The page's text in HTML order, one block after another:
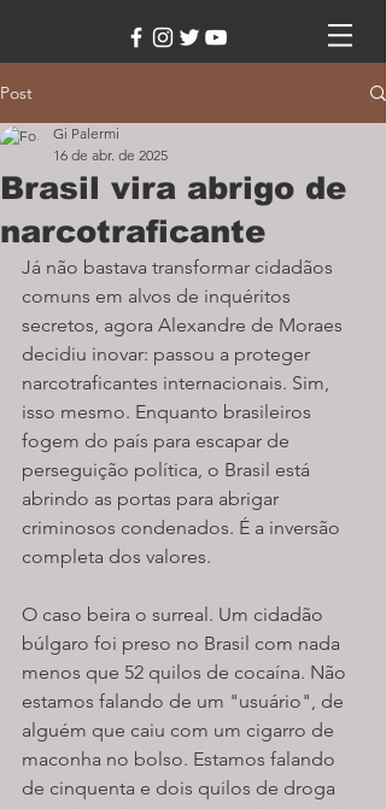
Post
Brasil vira abrigo de
narcotraficante
Gi Palermi
16 de abr. de 2025
Já não bastava transformar cidadãos
comuns em alvos de inquéritos
secretos, agora Alexandre de Moraes
decidiu inovar: passou a proteger
narcotraficantes internacionais. Sim,
isso mesmo. Enquanto brasileiros
fogem do país para escapar de
perseguição política, o Brasil está
abrindo as portas para abrigar
criminosos condenados. É a inversão
completa dos valores.
O caso beira o surreal. Um cidadão
búlgaro foi preso no Brasil com nada
menos que 52 quilos de cocaína. Não
estamos falando de um "usuário", de
alguém que caiu com um cigarro de
maconha no bolso. Estamos falando
de cinquenta e dois quilos de droga